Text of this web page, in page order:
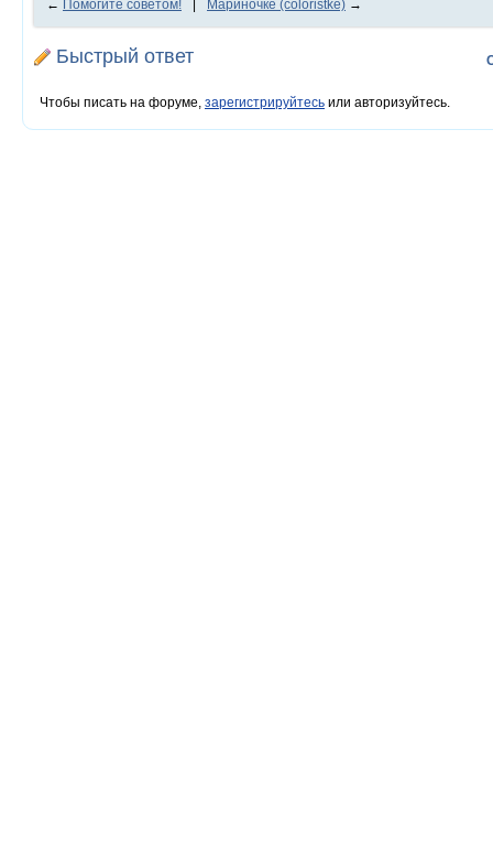
← Помогите советом! Мариночке (coloristkе) →
Быстрый ответ
Чтобы писать на форуме, зарегистрируйтесь или авторизуйтесь.